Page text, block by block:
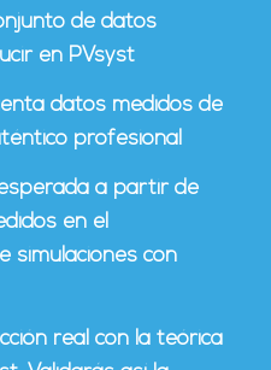
de datos
en PVsyst
datos medidos de
profesional
a partir de
en el
simulaciones con
real con la teórica